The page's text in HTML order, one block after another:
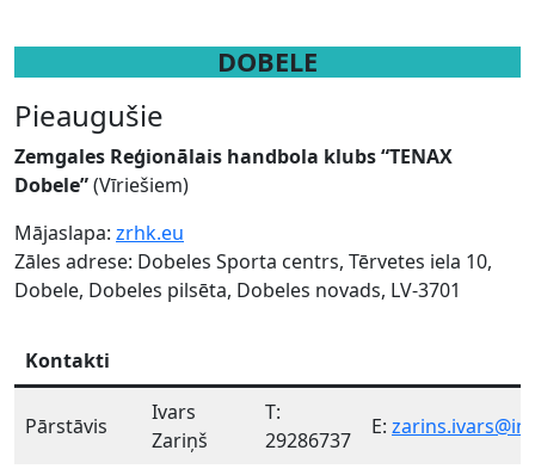
DOBELE
Pieaugušie
Zemgales Reģionālais handbola klubs “TENAX
Dobele”(Vīriešiem)
Mājaslapa: zrhk.eu
Zāles adrese: Dobeles Sporta centrs, Tērvetes iela 10,
Dobele, Dobeles pilsēta, Dobeles novads, LV-3701
Kontakti
Pārstāvis
Ivars
Zariņš
T:
29286737
E: